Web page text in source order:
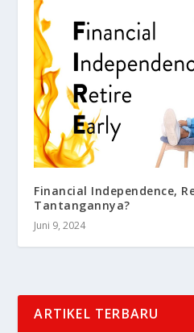
Financial Independence,
Tantangannya?
Juni 9, 2024
ARTIKEL TERBARU